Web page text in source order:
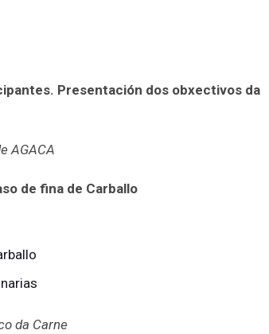
Presentación dos obxectivos da
AGACA
de fina de Carballo
da Carne